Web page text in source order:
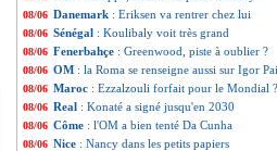
08/06 Danemark : Eriksen va rentrer chez lui
08/06 Sénégal : Koulibaly voit très grand
08/06 Fenerbahçe : Greenwood, piste à oublier ?
08/06 OM : la Roma se renseigne aussi sur Igor
08/06 Maroc : Ezzalzouli forfait pour le Mondial ?
08/06 Real : Konaté a signé jusqu'en 2030
08/06 Côme : l'OM a bien tenté Da Cunha
08/06 Nice : Nancy dans les petits papiers